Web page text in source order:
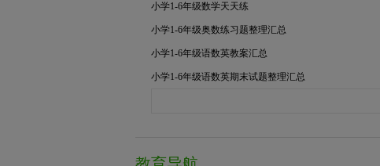
小学1-6年级数学天天练
小学1-6年级奥数练习题整理汇总
小学1-6年级语数英教案汇总
小学1-6年级语数英期末试题整理汇总